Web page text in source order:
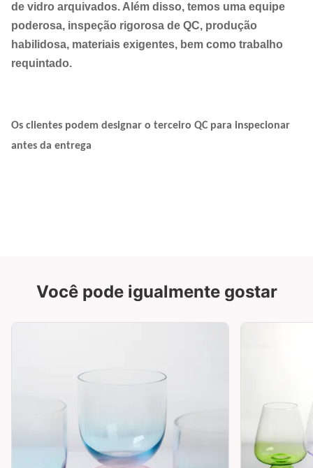
de vidro arquivados. Além disso, temos uma equipe
poderosa, inspeção rigorosa de QC, produção
habilidosa, materiais exigentes, bem como trabalho
requintado.
Os clientes podem designar o terceiro QC para inspecionar
antes da entrega
Você pode igualmente gostar